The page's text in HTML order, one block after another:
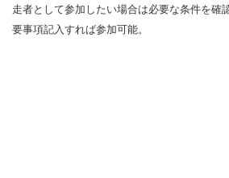
走者として参加したい場合は必要な条件を確
要事項記入すれば参加可能。